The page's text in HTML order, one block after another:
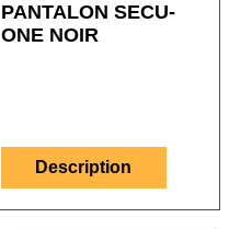
PANTALON SECU-
ONE NOIR
Description